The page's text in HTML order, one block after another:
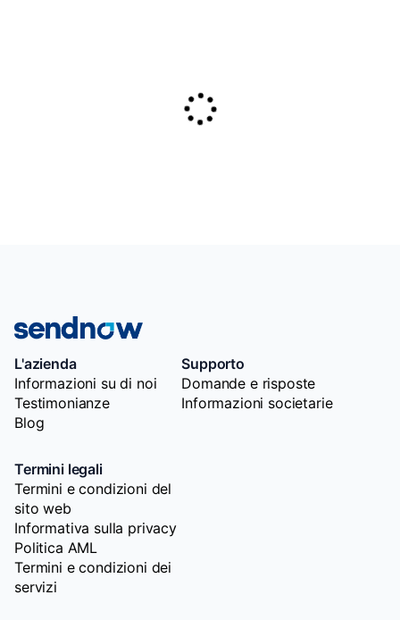
L'azienda
Informazioni su di noi
Testimonianze
Blog
Supporto
Domande e risposte
Informazioni societarie
Termini legali
Termini e condizioni del
sito web
Informativa sulla privacy
Politica AML
Termini e condizioni dei
servizi